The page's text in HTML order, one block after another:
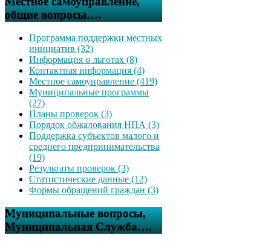
общие вопросы….
Программа поддержки местных
инициатив (32)
Информация о льготах (8)
Контактная информация (4)
Местное самоуправление (419)
Муниципальные программы
(27)
Планы проверок (3)
Порядок обжалования НПА (3)
Поддержка субъектов малого и
среднего предпринимательства
(19)
Результаты проверок (3)
Статистические данные (12)
Формы обращений граждан (3)
Муниципальные вопросы,
Муниципальная Служба….